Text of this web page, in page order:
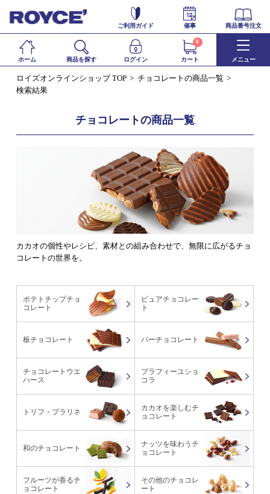
ご利用ガイド 催事 商品番号注文
ホーム 商品を探す ログイン カート
0
メニュー
ロイズオンラインショップ TOP
チョコレートの商品一覧
検索結果
チョコレートの商品一覧
カカオの個性やレシピ、素材との組み合わせで、無限に広がるチョ
コレートの世界を。
ポテトチップチョ
コレート
ピュアチョコレー
ト
板チョコレート バーチョコレート
チョコレートウエ
ハース
プラフィーユショ
コラ
トリフ・プラリネ
カカオを楽しむチ
ョコレート
和のチョコレート
ナッツを味わうチ
ョコレート
フルーツが香るチ
ョコレート
その他のチョコレ
ート